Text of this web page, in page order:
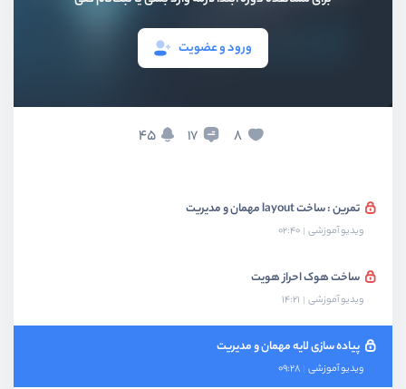
ورود و عضویت
8
17
45
ذخیره سازی توکن در کوکی
پیاده سازی کردن سیستم layout
تمرین : ساخت layout مهمان و مدیریت
ویدیو آموزشی 02:40
ساخت هوک احراز هویت
ویدیو آموزشی 14:21
پیاده سازی لایه مهمان و مدیریت
ویدیو آموزشی 09:28